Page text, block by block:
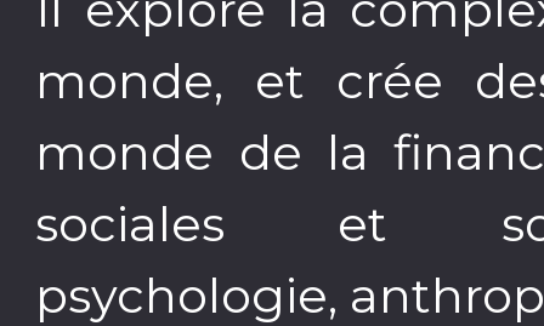
monde, et crée
monde de la
sociales et
psychologie,